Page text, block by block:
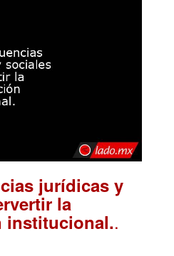
jurídicas y
la
institucional..